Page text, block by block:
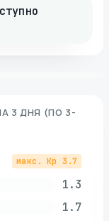
3 ДНЯ (ПО 3-
макс. Kp 3.7
1.3
1.7